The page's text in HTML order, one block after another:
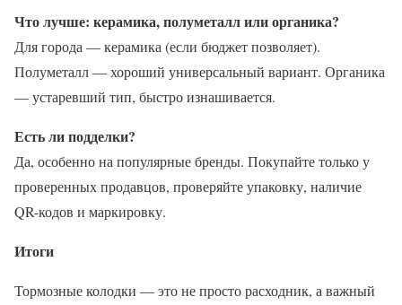
Что лучше: керамика, полуметалл или органика?
Для города — керамика (если бюджет позволяет).
Полуметалл — хороший универсальный вариант. Органика
— устаревший тип, быстро изнашивается.
Есть ли подделки?
Да, особенно на популярные бренды. Покупайте только у
проверенных продавцов, проверяйте упаковку, наличие
QR-кодов и маркировку.
Итоги
Тормозные колодки — это не просто расходник, а важный